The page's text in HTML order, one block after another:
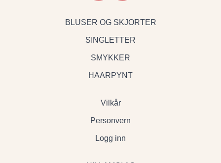
BLUSER OG SKJORTER
SINGLETTER
SMYKKER
HAARPYNT
Vilkår
Personvern
Logg inn